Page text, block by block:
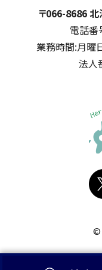
住所:
〒066-8686
電話番
業務時間:月曜
法人
公
©